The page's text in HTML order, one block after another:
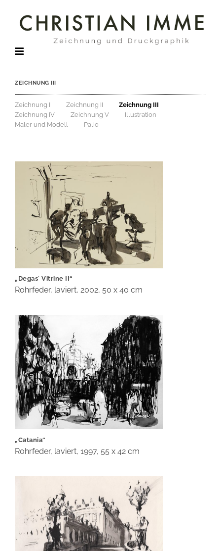
springen
ZEICHNUNG III
Zeichnung I Zeichnung II
Zeichnung III
Zeichnung IV
Zeichnung V
Illustration
Maler und Modell
Palio
„Degas´ Vitrine II“
Rohrfeder, laviert, 2002, 50 x 40 cm
„Catania“
Rohrfeder, laviert, 1997, 55 x 42 cm